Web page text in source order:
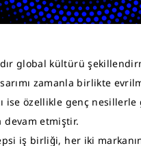
global kültürü
zamanla birlikte
ise özellikle genç
devam etmiştir.
iş birliği, her iki